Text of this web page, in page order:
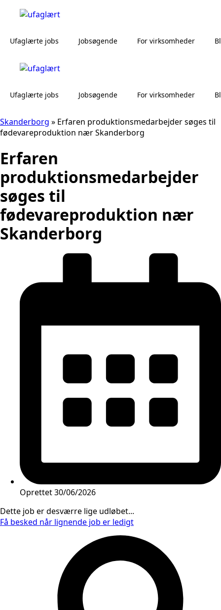
Ufaglærte jobs Jobsøgende For virksomheder
Ufaglærte jobs Jobsøgende For virksomheder
Skanderborg » Erfaren produktionsmedarbejder søges til
fødevareproduktion nær Skanderborg
Erfaren
produktionsmedarbejder
søges til
fødevareproduktion nær
Skanderborg
Oprettet30/06/2026
Dette job er desværre lige udløbet...
Få besked når lignende job er ledigt